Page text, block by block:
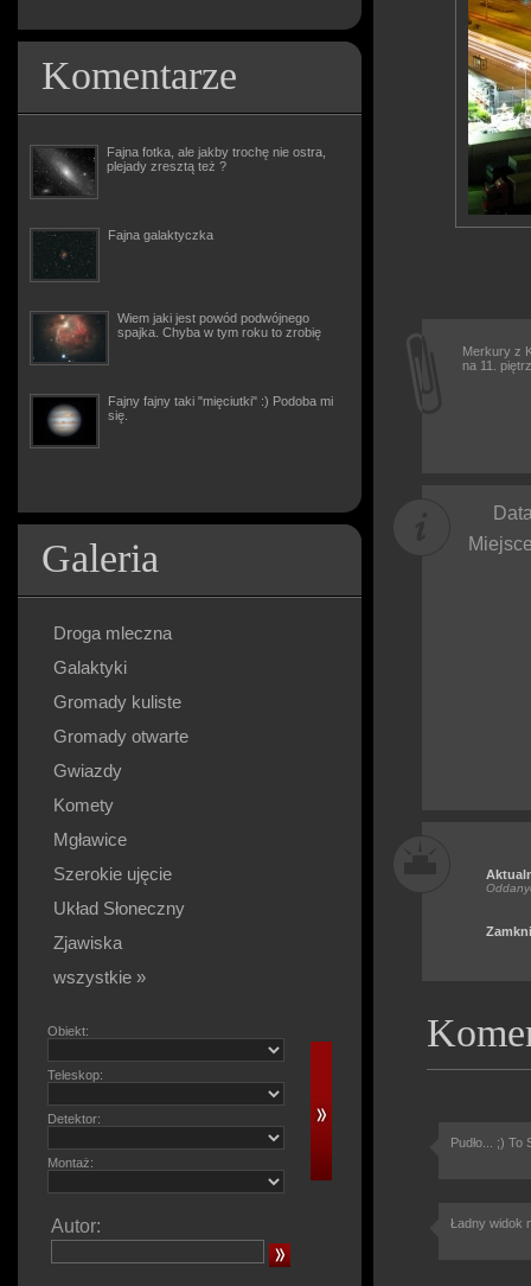
Komentarze
Fajna fotka, ale jakby trochę nie ostra,
plejady zresztą też ?
Fajna galaktyczka
Wiem jaki jest powód podwójnego
spajka. Chyba w tym roku to zrobię
Fajny fajny taki "mięciutki" :) Podoba mi
się.
Galeria
Droga mleczna
Galaktyki
Gromady kuliste
Gromady otwarte
Gwiazdy
Komety
Mgławice
Szerokie ujęcie
Układ Słoneczny
Zjawiska
wszystkie »
Obiekt:
Teleskop:
Detektor:
Montaż:
Autor:
Merkury z
na 11.
Pudło... ;) To
Ładny widok